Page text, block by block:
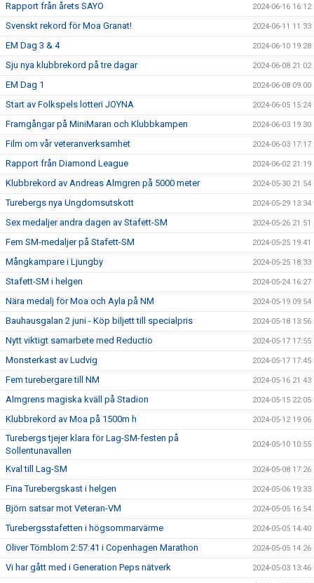
Rapport från årets SAYO 2024-06-16 16:12
Svenskt rekord för Moa Granat! 2024-06-11 11:33
EM Dag 3 & 4 2024-06-10 19:28
Sju nya klubbrekord på tre dagar 2024-06-08 21:02
EM Dag 1 2024-06-08 09:00
Start av Folkspels lotteri JOYNA 2024-06-05 15:24
Framgångar på MiniMaran och Klubbkampen 2024-06-03 19:30
Film om vår veteranverksamhet 2024-06-03 17:17
Rapport från Diamond League 2024-06-02 21:19
Klubbrekord av Andreas Almgren på 5000 meter 2024-05-30 21:54
Turebergs nya Ungdomsutskott 2024-05-29 13:34
Sex medaljer andra dagen av Stafett-SM 2024-05-26 21:51
Fem SM-medaljer på Stafett-SM 2024-05-25 19:41
Mångkampare i Ljungby 2024-05-25 18:33
Stafett-SM i helgen 2024-05-24 16:27
Nära medalj för Moa och Ayla på NM 2024-05-19 09:54
Bauhausgalan 2 juni - Köp biljett till specialpris 2024-05-18 13:56
Nytt viktigt samarbete med Reductio 2024-05-17 17:55
Monsterkast av Ludvig 2024-05-17 17:45
Fem turebergare till NM 2024-05-16 21:43
Almgrens magiska kväll på Stadion 2024-05-15 22:05
Klubbrekord av Moa på 1500m h 2024-05-12 19:06
Turebergs tjejer klara för Lag-SM-festen på
Sollentunavallen
2024-05-10 10:55
Kval till Lag-SM 2024-05-08 17:26
Fina Turebergskast i helgen 2024-05-06 19:33
Björn satsar mot Veteran-VM 2024-05-05 16:54
Turebergsstafetten i högsommarvärme 2024-05-05 14:40
Oliver Törnblom 2:57:41 i Copenhagen Marathon 2024-05-05 14:26
Vi har gått med i Generation Peps nätverk 2024-05-03 13:46